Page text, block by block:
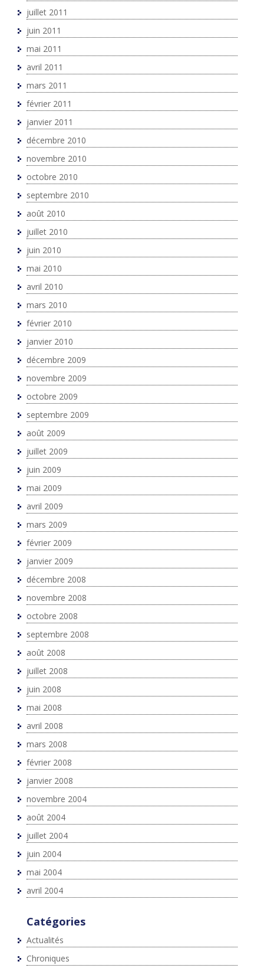
juillet 2011
juin 2011
mai 2011
avril 2011
mars 2011
février 2011
janvier 2011
décembre 2010
novembre 2010
octobre 2010
septembre 2010
août 2010
juillet 2010
juin 2010
mai 2010
avril 2010
mars 2010
février 2010
janvier 2010
décembre 2009
novembre 2009
octobre 2009
septembre 2009
août 2009
juillet 2009
juin 2009
mai 2009
avril 2009
mars 2009
février 2009
janvier 2009
décembre 2008
novembre 2008
octobre 2008
septembre 2008
août 2008
juillet 2008
juin 2008
mai 2008
avril 2008
mars 2008
février 2008
janvier 2008
novembre 2004
août 2004
juillet 2004
juin 2004
mai 2004
avril 2004
Catégories
Actualités
Chroniques